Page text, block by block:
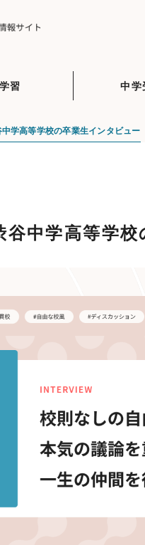
習 中学
学高等学校の卒業生インタビュー
谷中学高等学